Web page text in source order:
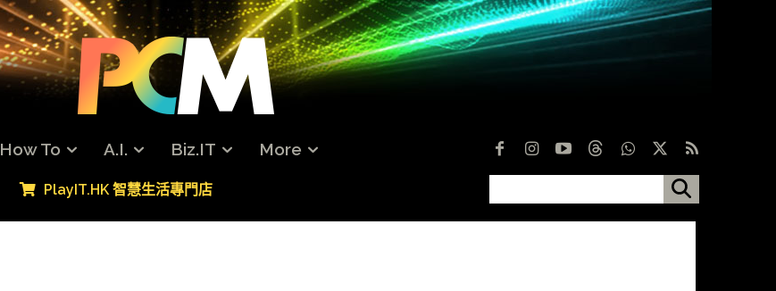
How To A.I. Biz.IT More
PlayIT.HK 智慧生活專門店